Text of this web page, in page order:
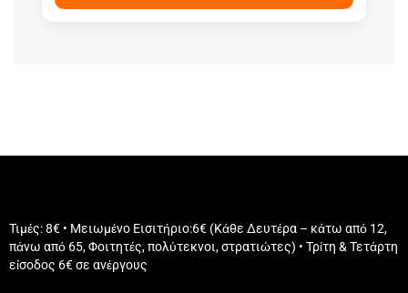
Τιμές: 8€ • Μειωμένο Εισιτήριο:6€ (Κάθε Δευτέρα – κάτω από 12,
πάνω από 65, Φοιτητές, πολύτεκνοι, στρατιώτες) • Τρίτη & Τετάρτη
είσοδος 6€ σε ανέργους